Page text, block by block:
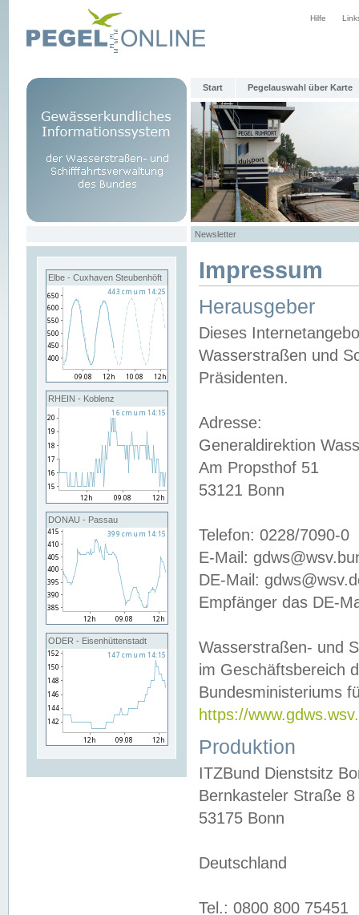
Hilfe
Start Pegelauswahl über Karte
Newsletter
Elbe - Cuxhaven Steubenhöft
RHEIN - Koblenz
DONAU - Passau
ODER - Eisenhüttenstadt
Impressum
Herausgeber
Dieses
Wasserstraßen und
Präsidenten.
Adresse:
Generaldirektion
Am Propsthof 51
53121 Bonn
Telefon: 0228/7090-0
E-Mail:
DE-Mail:
Empfänger das DE-
Wasserstraßen- und
im Geschäftsbereich
Bundesministeriums
https://
Produktion
ITZBund Dienstsitz
Bernkasteler Straße 8
53175 Bonn
Deutschland
Tel.: 0800 800 75451